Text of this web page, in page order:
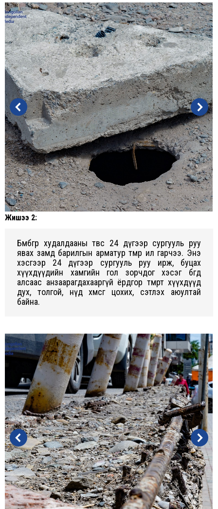
Жишээ 2:
Бөмбөгөр худалдааны төвөөс 24 дүгээр сургууль руу
явах замд барилгын арматур төмөр ил гарчээ. Энэ
хэсгээр 24 дүгээр сургууль руу ирж, буцах
хүүхдүүдийн хамгийн гол зорчдог хэсэг бөгөөд
алсаас анзаарагдахааргүй ёрдгор төмөрт хүүхдүүд
дух, толгой, нүд хөмсгөө цохих, сэтлэх аюултай
байна.